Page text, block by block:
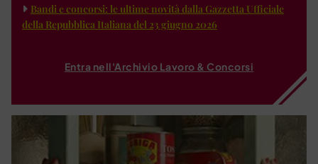
Bandi e concorsi: le ultime novità dalla Gazzetta Ufficiale
della Repubblica Italiana del 23 giugno 2026
Entra nell'Archivio Lavoro & Concorsi